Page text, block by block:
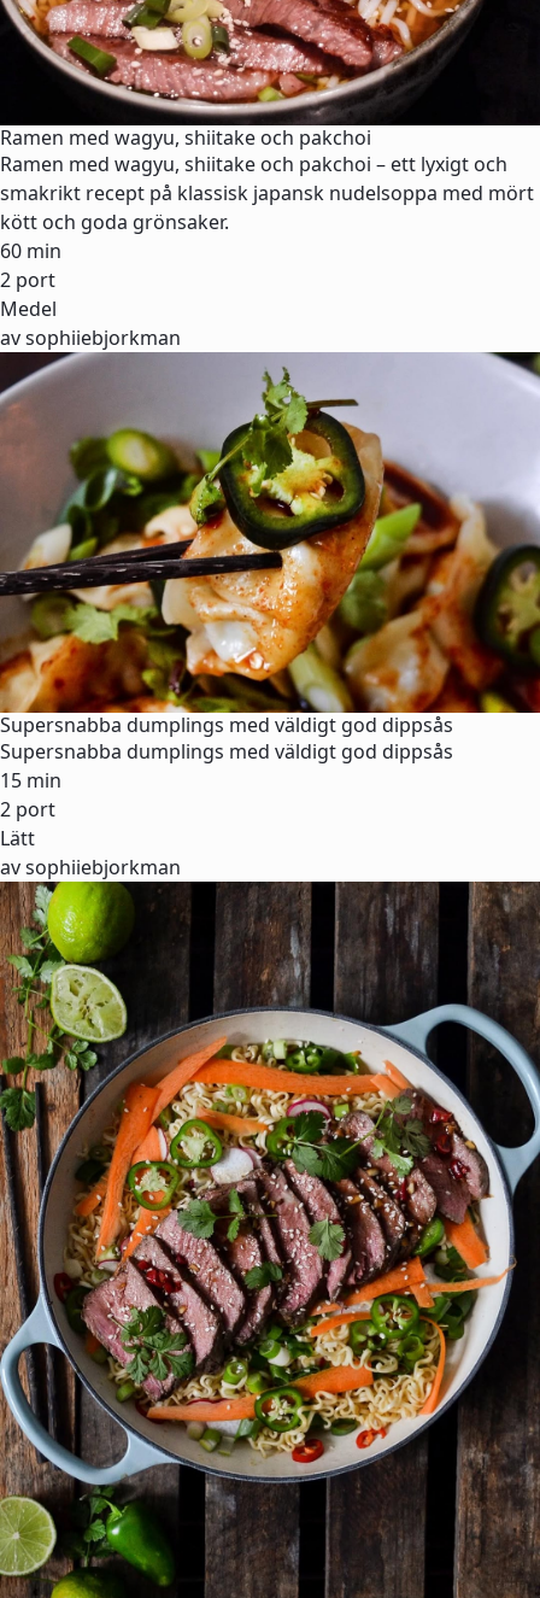
Ramen med wagyu, shiitake och pakchoi
Ramen med wagyu, shiitake och pakchoi – ett lyxigt och
smakrikt recept på klassisk japansk nudelsoppa med mört
kött och goda grönsaker.
60 min
2 port
Medel
av sophiiebjorkman
Supersnabba dumplings med väldigt god dippsås
Supersnabba dumplings med väldigt god dippsås
15 min
2 port
Lätt
av sophiiebjorkman